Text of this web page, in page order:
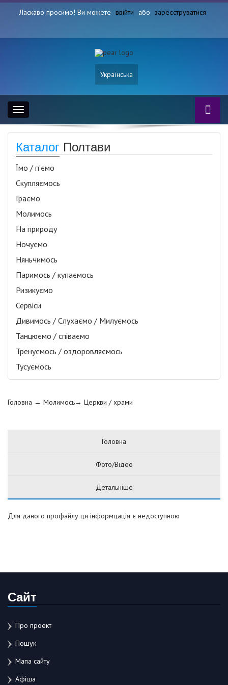
Ласкаво просимо! Ви можете ввійти або зареєструватися
Українська
Toggle
navigation
Каталог Полтави
Їмо / п’ємо
Скупляємось
Граємо
Молимось
На природу
Ночуємо
Няньчимось
Паримось / купаємось
Ризикуємо
Сервіси
Дивимось / Слухаємо / Милуємось
Танцюємо / співаємо
Тренуємось / оздоровляємось
Тусуємось
Головна → Молимось→ Церкви / храми
Головна
Фото/Відео
Детальніше
Для даного профайлу ця інформцація є недоступною
Сайт
Про проект
Пошук
Мапа сайту
Афіша